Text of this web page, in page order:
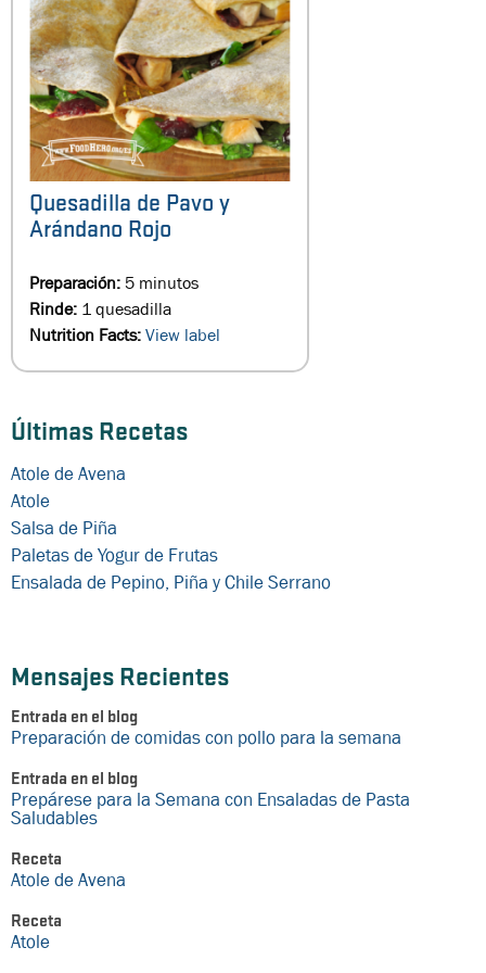
Últimas Recetas
Atole de Avena
Atole
Salsa de Piña
Paletas de Yogur de Frutas
Ensalada de Pepino, Piña y Chile Serrano
Mensajes Recientes
Entrada en el blog
Preparación de comidas con pollo para la semana
Entrada en el blog
Prepárese para la Semana con Ensaladas de Pasta
Saludables
Receta
Atole de Avena
Receta
Atole
Quesadilla de Pavo y
Arándano Rojo
Preparación:5 minutos
Rinde: 1 quesadilla
Nutrition Facts:View label